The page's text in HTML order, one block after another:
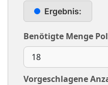
Ergebnis:
Benötigte Menge
Vorgeschlagene